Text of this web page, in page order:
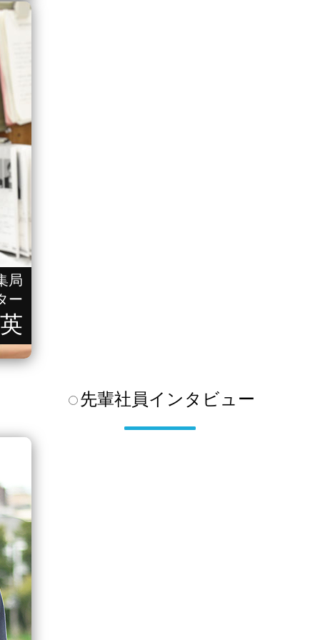
局
ー
先輩社員インタビュー